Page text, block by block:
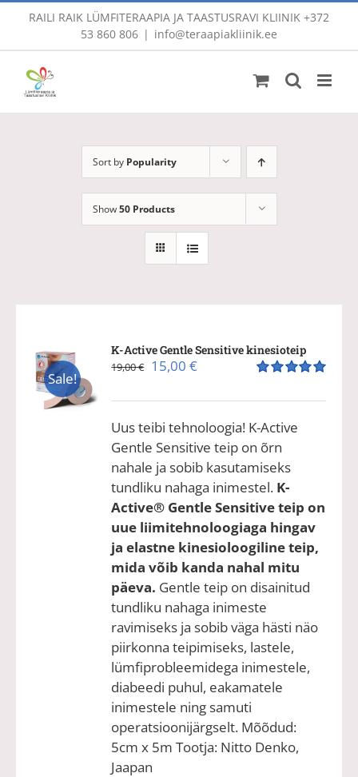
content
RAILI RAIK LÜMFITERAAPIA JA TAASTUSRAVI KLIINIK +372
53 860 806 | info@teraapiakliinik.ee
Sort by Popularity
Show50 Products
Sale!
K-Active Gentle Sensitive kinesioteip
5.00/ 5
19,00€ Algne
oli:
19,00 €.
15,00€Praegune
on:
15,00 €.
Uus teibi tehnoloogia! K-Active
Gentle Sensitive teip on õrn
nahale ja sobib kasutamiseks
tundliku nahaga inimestel. K-
Active® Gentle Sensitive teip on
uue liimitehnoloogiaga hingav
ja elastne kinesioloogiline teip,
mida võib kanda nahal mitu
päeva. Gentle teip on disainitud
tundliku nahaga inimeste
ravimiseks ja sobib väga hästi näo
piirkonna teipimiseks, lastele,
lümfiprobleemidega inimestele,
diabeedi puhul, eakamatele
inimestele ning samuti
operatsioonijärgselt. Mõõdud:
5cm x 5m Tootja: Nitto Denko,
Jaapan